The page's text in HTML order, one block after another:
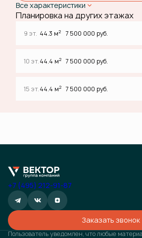
Все характеристики
Планировка на других этажах
9 эт. 44.3 м2 7 500 000 руб.
10 эт.44.4 м2 7 500 000 руб.
15 эт.44.4 м2 7 500 000 руб.
+7 (495) 212-91-87
Заказать звонок
Пользователь уведомлен, что любые